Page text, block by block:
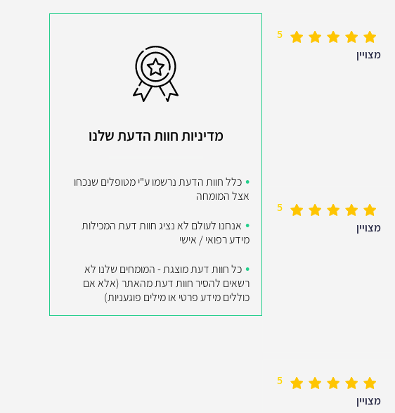
5
מצויין
5
מצויין
5
מצויין
מדיניות חוות הדעת שלנו
כלל חוות הדעת נרשמו ע"י מטופלים שנכחו
אצל המומחה
אנחנו לעולם לא נציג חוות דעת המכילות
מידע רפואי / אישי
כל חוות דעת מוצגת - המומחים שלנו לא
רשאים להסיר חוות דעת מהאתר (אלא אם
כוללים מידע פרטי או מילים פוגעניות)